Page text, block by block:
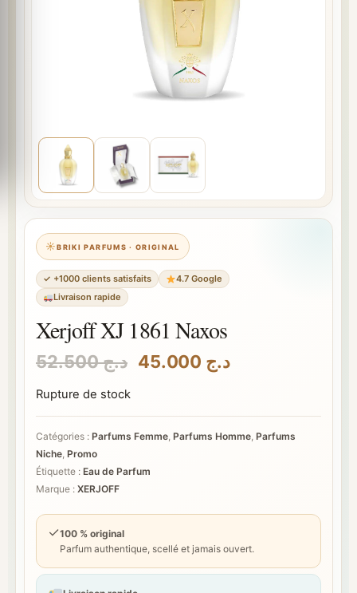
BRIKI PARFUMS · ORIGINAL
✓ +1000 clients satisfaits
4.7 Google
Livraison rapide
Xerjoff XJ 1861 Naxos
د.ج52.500
Le
était :
د.ج 52.500.
د.جLe
est :
Rupture de stock
Catégories : Parfums Femme, Parfums Homme, Parfums
Niche, Promo
Étiquette : Eau de Parfum
Marque : XERJOFF
✓100 % original
Parfum authentique, scellé et jamais ouvert.